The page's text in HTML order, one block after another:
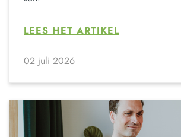
LEES HET ARTIKEL
02 juli 2026